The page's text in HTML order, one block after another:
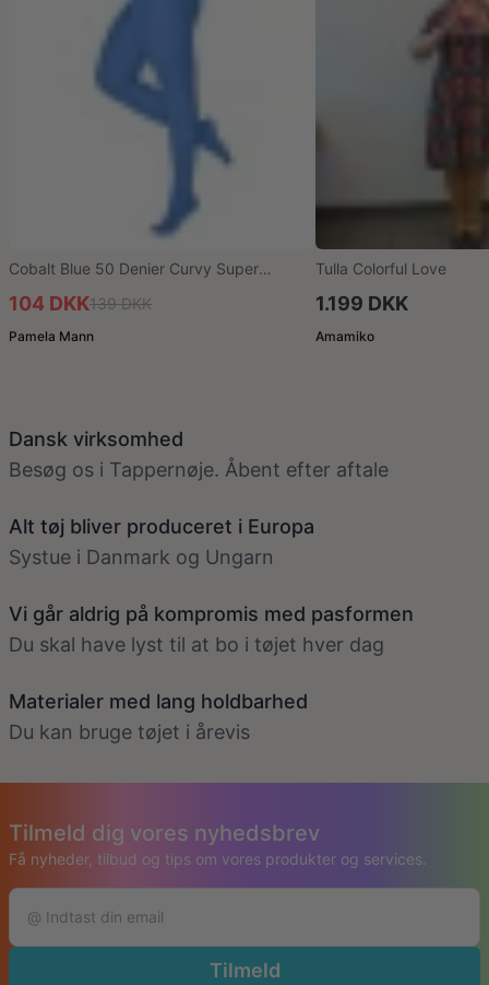
Cobalt Blue 50 Denier Curvy Super
104 DKK139 DKK
Pamela Mann
Tulla Colorful Love
1.199 DKK
Amamiko
Dansk virksomhed
Besøg os i Tappernøje. Åbent efter aftale
Alt tøj bliver produceret i Europa
Systue i Danmark og Ungarn
Vi går aldrig på kompromis med pasformen
Du skal have lyst til at bo i tøjet hver dag
Materialer med lang holdbarhed
Du kan bruge tøjet i årevis
Tilmeld dig vores nyhedsbrev
Få nyheder, tilbud og tips om vores produkter og services.
Tilmeld